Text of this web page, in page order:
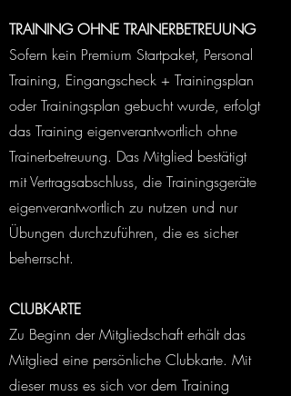
TRAINING OHNE TRAINERBETREUUNG
Sofern kein Premium Startpaket, Personal
Training, Eingangscheck + Trainingsplan
oder Trainingsplan gebucht wurde, erfolgt
das Training eigenverantwortlich ohne
Trainerbetreuung. Das Mitglied bestätigt
mit Vertragsabschluss, die Trainingsgeräte
eigenverantwortlich zu nutzen und nur
Übungen durchzuführen, die es sicher
beherrscht.
CLUBKARTE
Zu Beginn der Mitgliedschaft erhält das
Mitglied eine persönliche Clubkarte. Mit
dieser muss es sich vor dem Training